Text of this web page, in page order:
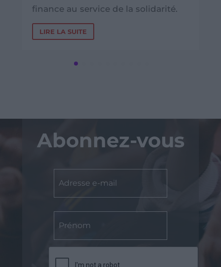
finance au service de la solidarité.
LIRE LA SUITE
Abonnez-vous